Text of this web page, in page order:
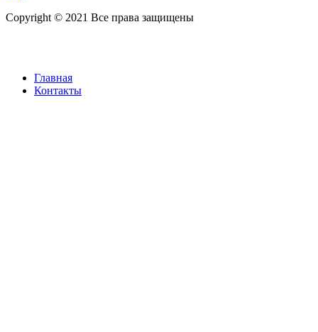
Copyright © 2021 Все права защищены
Главная
Контакты